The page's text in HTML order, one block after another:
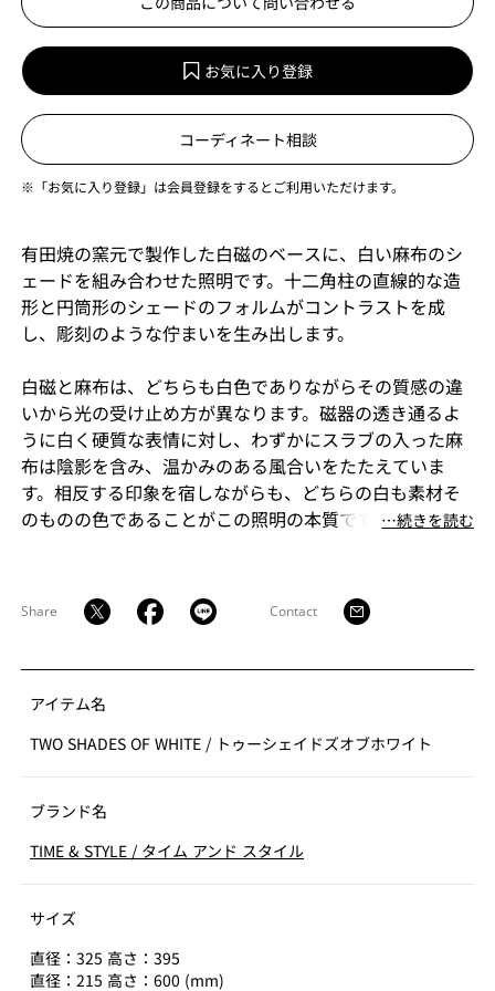
お気に入り登録
コーディネート相談
※「お気に入り登録」は会員登録をするとご利用いただけます。
有田焼の窯元で製作した白磁のベースに、白い麻布のシ
ェードを組み合わせた照明です。十二角柱の直線的な造
形と円筒形のシェードのフォルムがコントラストを成
し、彫刻のような佇まいを生み出します。
白磁と麻布は、どちらも白色でありながらその質感の違
いから光の受け止め方が異なります。磁器の透き通るよ
うに白く硬質な表情に対し、わずかにスラブの入った麻
布は陰影を含み、温かみのある風合いをたたえていま
す。相反する印象を宿しながらも、どちらの白も素材そ
のものの色であることがこの照明の本質です。点灯する
ゆきます。
⋯続きを読む
Share Contact
アイテム名
TWO SHADES OF WHITE / トゥーシェイドズオブホワイト
ブランド名
TIME & STYLE / タイム アンド スタイル
サイズ
直径：325 高さ：395
直径：215 高さ：600 (mm)